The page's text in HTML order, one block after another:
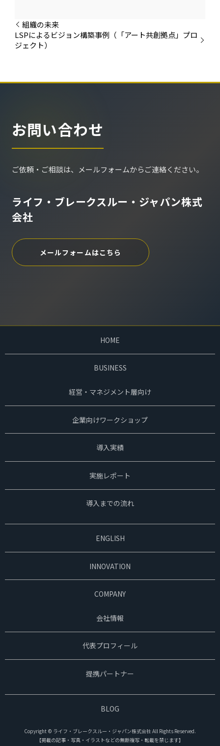
組織の未来
LSPによるビジョン構築事例（「アート共創拠点」プロ
ジェクト）
お問い合わせ
ご依頼・ご相談は、メールフォームからご連絡ください。
ライフ・ブレークスルー・ジャパン株式
会社
メールフォームはこちら
HOME
BUSINESS
経営・マネジメント層向け
企業向けワークショップ
導入実績
実施レポート
導入までの流れ
ENGLISH
INNOVATION
COMPANY
会社情報
代表プロフィール
提携パートナー
BLOG
Copyright © ライフ・ブレークスルー・ジャパン株式会社 All Rights Reserved.
【掲載の記事・写真・イラストなどの無断複写・転載を禁じます】